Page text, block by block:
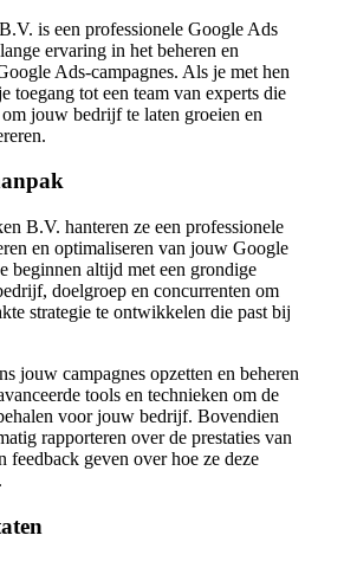
is een professionele Google Ads
ervaring in het beheren en
Ads-campagnes. Als je met hen
toegang tot een team van experts die
jouw bedrijf te laten groeien en
B.V. hanteren ze een professionele
en optimaliseren van jouw Google
beginnen altijd met een grondige
doelgroep en concurrenten om
strategie te ontwikkelen die past bij
jouw campagnes opzetten en beheren
tools en technieken om de
voor jouw bedrijf. Bovendien
rapporteren over de prestaties van
feedback geven over hoe ze deze